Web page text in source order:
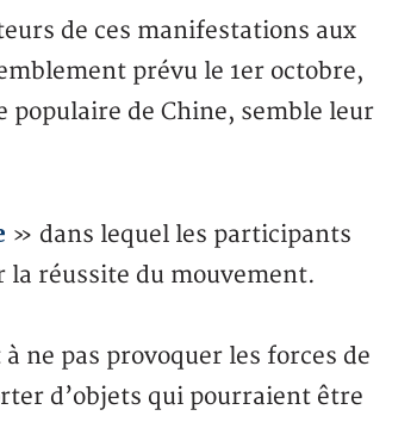
de ces manifestations aux
prévu le 1er octobre,
populaire de Chine, semble leur
» dans lequel les participants
la réussite du mouvement.
ne pas provoquer les forces de
d’objets qui pourraient être